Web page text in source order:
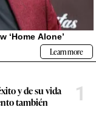
y de su vida
también
1